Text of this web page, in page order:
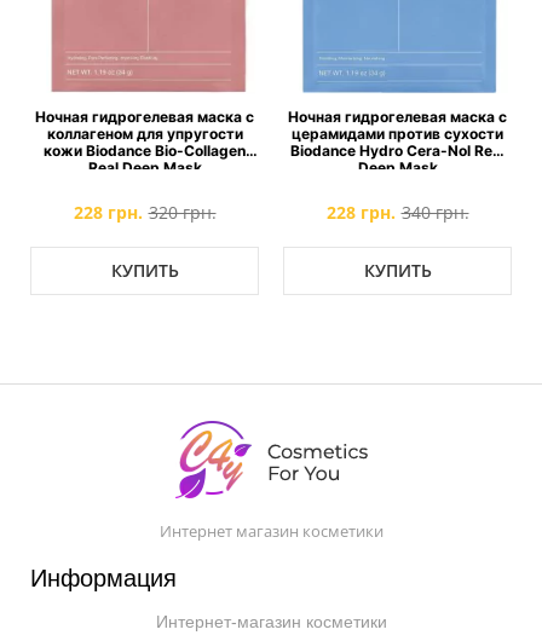
Ночная гидрогелевая маска с
коллагеном для упругости
кожи Biodance Bio-Collagen
Real Deep Mask
228 грн. 320 грн.
КУПИТЬ
Ночная гидрогелевая маска с
церамидами против сухости
Biodance Hydro Cera-Nol Real
Deep Mask
228 грн. 340 грн.
КУПИТЬ
Интернет магазин косметики
Информация
Интернет-магазин косметики